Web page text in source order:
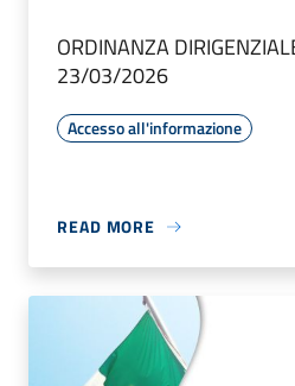
ORDINANZA
23/03/2026
Accesso all'informazione
READ MORE